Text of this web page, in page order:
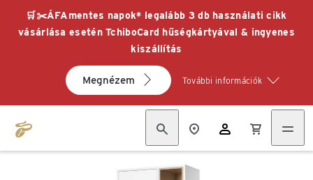
🛒✂️ÁFAmentes napok* legalább 3 db használati cikk
vásárlása esetén TchiboCard hűségkártyával & ingyenes
kiszállítás
Megnézem További információk